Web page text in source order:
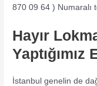
870 09 64 ) Numaralı
Hayır
İstanbul genelin de